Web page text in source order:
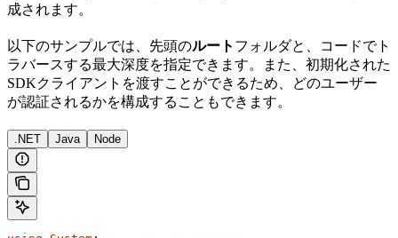
成されます。
以下のサンプルでは、先頭のルート フォルダと、コードでト
ラバースする最大深度を指定できます。また、初期化された
SDKクライアントを渡すことができるため、どのユーザー
が認証されるかを構成することもできます。
.NET Java Node